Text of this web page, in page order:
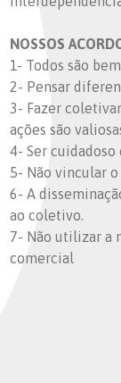
NOSSOS
1- Todos são
2- Pensar
3- Fazer
ações são
4- Ser cuidadoso
5- Não vincular
6- A
ao coletivo.
7- Não utilizar a
comercial